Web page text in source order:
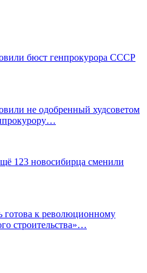
бюст генпрокурора СССР
не одобренный худсоветом
123 новосибирца сменили
готова к революционному
строительства»…